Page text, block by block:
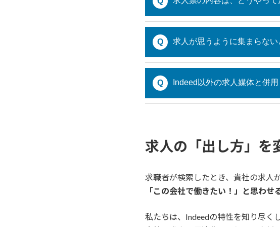
Q 求人が思うように集まらな
Q Indeed以外の求人媒体と併
求人の「出し方」を
求職者が検索したとき、貴社の求人
「この会社で働きたい！」と思わせ
私たちは、Indeedの特性を知り尽く